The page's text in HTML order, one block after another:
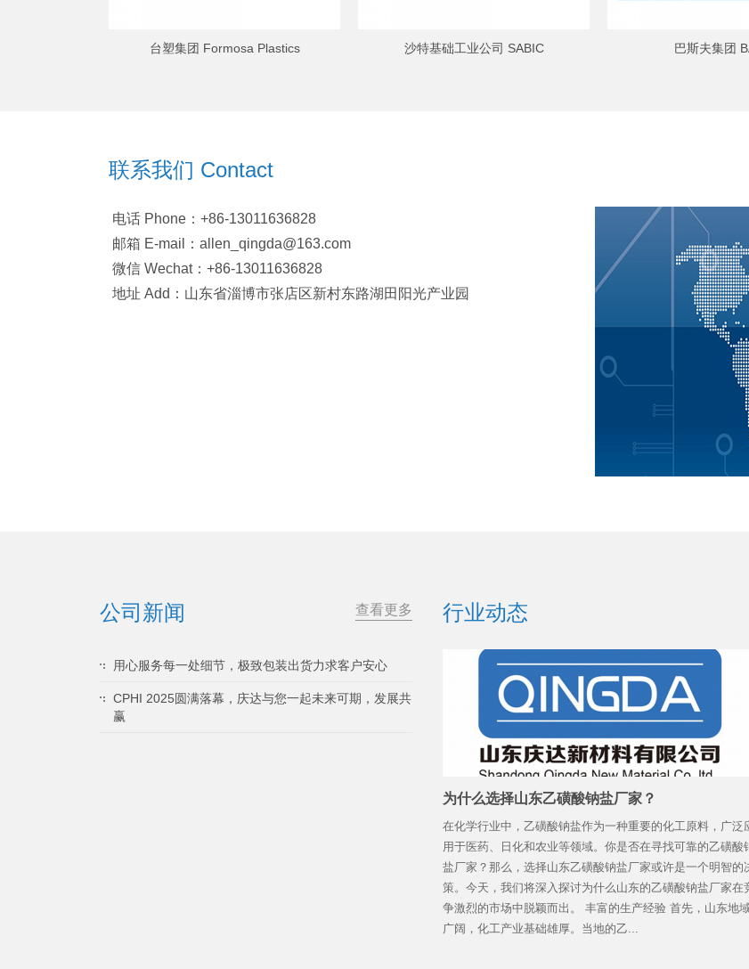
台塑集团 Formosa Plastics 沙特基础工业公司 SABIC 巴斯夫集团
联系我们 Contact
电话 Phone：+86-13011636828
邮箱 E-mail：allen_qingda@163.com
微信 Wechat：+86-13011636828
地址 Add：山东省淄博市张店区新村东路湖田阳光产业园
公司新闻 查看更多
用心服务每一处细节，极致包装出货力求客户安心
CPHI 2025圆满落幕，庆达与您一起未来可期，发展共
赢
行业动态
为什么选择山东乙磺酸钠盐厂家？
在化学行业中，乙磺酸钠盐作为一种重要的化工原料，广泛
用于医药、日化和农业等领域。你是否在寻找可靠的乙磺酸
盐厂家？那么，选择山东乙磺酸钠盐厂家或许是一个明智的
策。今天，我们将深入探讨为什么山东的乙磺酸钠盐厂家在
争激烈的市场中脱颖而出。 丰富的生产经验 首先，山东地域
广阔，化工产业基础雄厚。当地的乙...